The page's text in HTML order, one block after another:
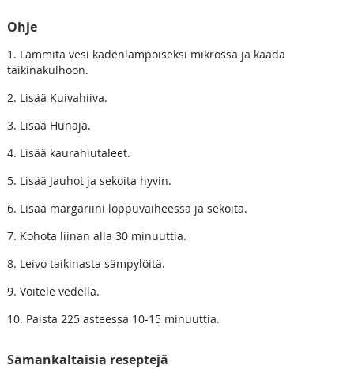
Ohje
1. Lämmitä vesi kädenlämpöiseksi mikrossa ja kaada
taikinakulhoon.
2. Lisää Kuivahiiva.
3. Lisää Hunaja.
4. Lisää kaurahiutaleet.
5. Lisää Jauhot ja sekoita hyvin.
6. Lisää margariini loppuvaiheessa ja sekoita.
7. Kohota liinan alla 30 minuuttia.
8. Leivo taikinasta sämpylöitä.
9. Voitele vedellä.
10. Paista 225 asteessa 10-15 minuuttia.
Samankaltaisia reseptejä